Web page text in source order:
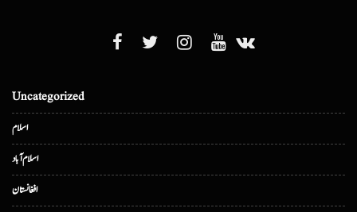
Uncategorized
اسلام
اسلام آباد
افغانستان